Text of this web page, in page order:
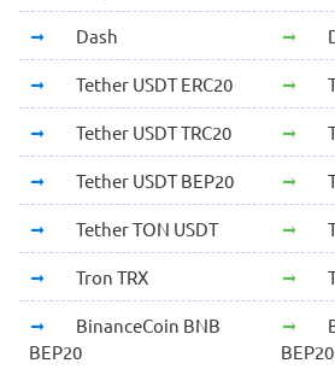
Dash
Tether USDT ERC20
Tether USDT TRC20
Tether USDT BEP20
Tether TON USDT
Tron TRX
BinanceCoin BNB
BEP20
BEP20